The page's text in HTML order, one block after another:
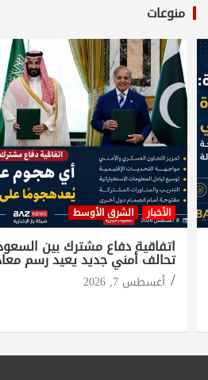
منوعات
الأخبار الشرق الأوسط
اتفاقية دفاع مشترك بين
تحالف أمني جديد يعيد رسم
أغسطس 7, 2026